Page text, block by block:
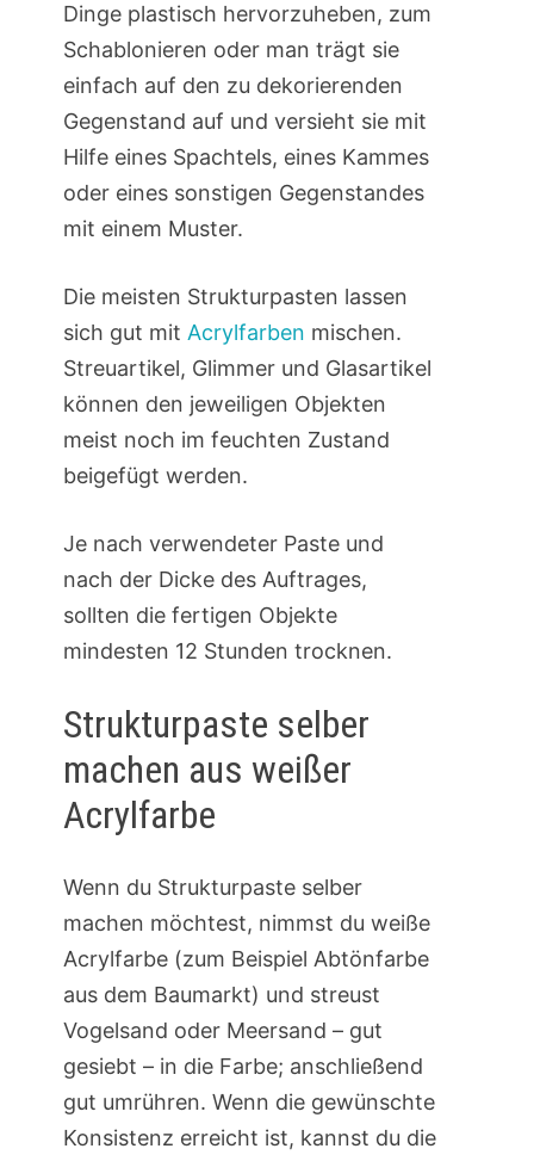
Dinge plastisch hervorzuheben, zum
Schablonieren oder man trägt sie
einfach auf den zu dekorierenden
Gegenstand auf und versieht sie mit
Hilfe eines Spachtels, eines Kammes
oder eines sonstigen Gegenstandes
mit einem Muster.
Die meisten Strukturpasten lassen
sich gut mit Acrylfarben mischen.
Streuartikel, Glimmer und Glasartikel
können den jeweiligen Objekten
meist noch im feuchten Zustand
beigefügt werden.
Je nach verwendeter Paste und
nach der Dicke des Auftrages,
sollten die fertigen Objekte
mindesten 12 Stunden trocknen.
Strukturpaste selber
machen aus weißer
Acrylfarbe
Wenn du Strukturpaste selber
machen möchtest, nimmst du weiße
Acrylfarbe (zum Beispiel Abtönfarbe
aus dem Baumarkt) und streust
Vogelsand oder Meersand – gut
gesiebt – in die Farbe; anschließend
gut umrühren. Wenn die gewünschte
Konsistenz erreicht ist, kannst du die